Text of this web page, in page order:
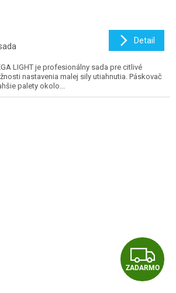
R
M
O
Detail
LIGHT je profesionálny sada pre citlivé
nastavenia malej sily utiahnutia. Páskovač
palety okolo...
Z
A
ZADARMO